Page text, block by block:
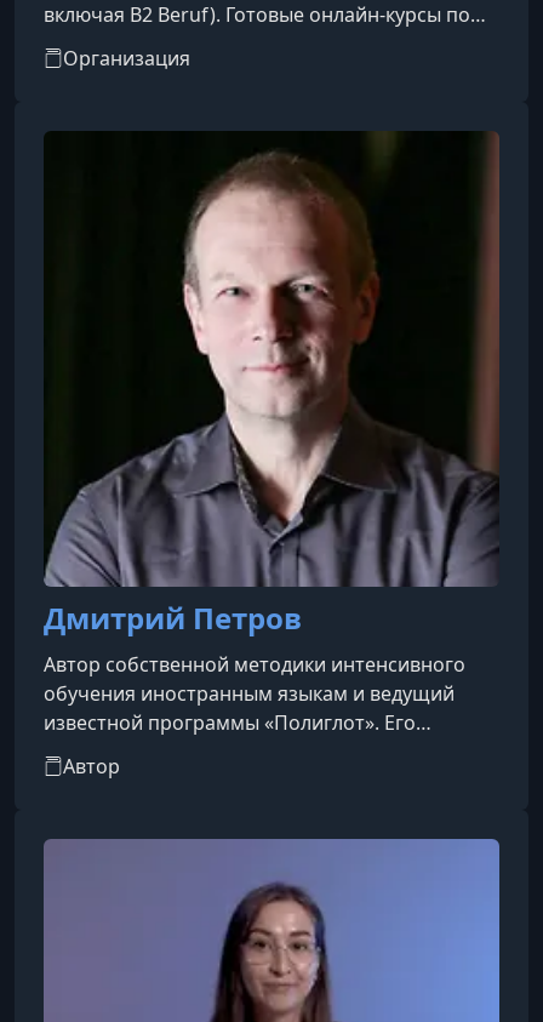
включая B2 Beruf). Готовые онлайн‑курсы по
немецкому языку уровня A1–B2
ориентированные на самостоятельное,
для тех, кто хочет учить немецкий по гибкому
графику и с подготовкой к экзаменам.
Организация
Дмитрий Петров
Автор собственной методики интенсивного
обучения иностранным языкам и ведущий
известной программы «Полиглот». Его
уникальный подход помогает заговорить на
новом языке всего за несколько недель.
Петров обучает ключевым грамматическим
350 слов. Это формирует базовый, устойчивый
языковой фундамент, который можно
использовать сразу или развивать дальше,
Автор